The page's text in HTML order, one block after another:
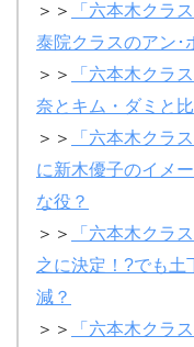
＞＞
「六本木クラ
泰院クラスのアン･
＞＞
「六本木クラ
奈とキム・ダミと
＞＞
「六本木クラ
に新木優子のイメ
な役？
＞＞
「六本木クラ
之に決定！?でも土
減？
＞＞
「六本木クラ